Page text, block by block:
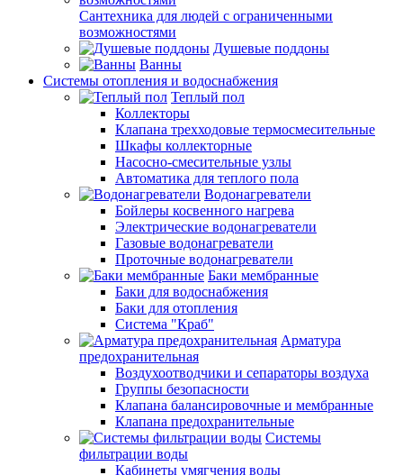
Сантехника для людей с ограниченными
возможностями
Душевые поддоны
Ванны
Системы отопления и водоснабжения
Теплый пол
Коллекторы
Клапана трехходовые термосмесительные
Шкафы коллекторные
Насосно-смесительные узлы
Автоматика для теплого пола
Водонагреватели
Бойлеры косвенного нагрева
Электрические водонагреватели
Газовые водонагреватели
Проточные водонагреватели
Баки мембранные
Баки для водоснабжения
Баки для отопления
Система "Краб"
Арматура
предохранительная
Воздухоотводчики и сепараторы воздуха
Группы безопасности
Клапана балансировочные и мембранные
Клапана предохранительные
Системы
фильтрации воды
Кабинеты умягчения воды